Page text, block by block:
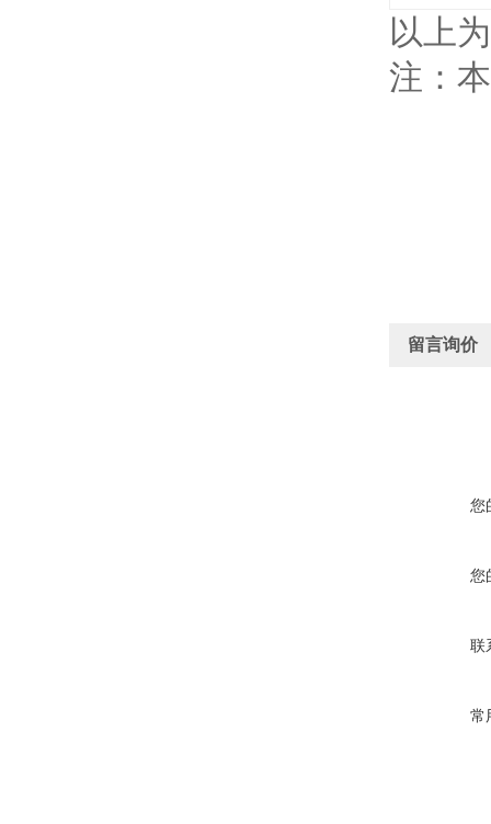
以上
注：
留言询价
您
您
联
常